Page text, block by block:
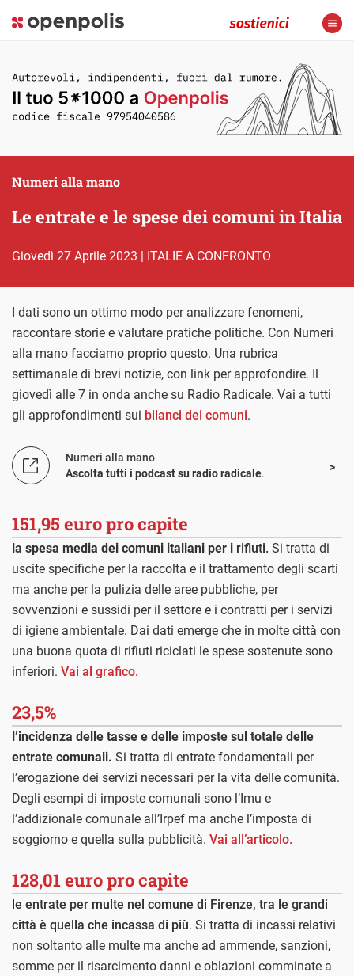
Le entrate e le spese dei comuni in Italia
Numeri alla mano
giovedì 27 Aprile 2023 | ITALIE A CONFRONTO
I dati sono un ottimo modo per analizzare fenomeni,
raccontare storie e valutare pratiche politiche. Con Numeri
alla mano facciamo proprio questo. Una rubrica
settimanale di brevi notizie, con link per approfondire. Il
giovedì alle 7 in onda anche su Radio Radicale. Vai a tutti
gli approfondimenti sui bilanci dei comuni.
Numeri alla mano
Ascolta tutti i podcast su radio radicale.
151,95 euro pro capite
la spesa media dei comuni italiani per i rifiuti. Si tratta di
uscite specifiche per la raccolta e il trattamento degli scarti
ma anche per la pulizia delle aree pubbliche, per
sovvenzioni e sussidi per il settore e i contratti per i servizi
di igiene ambientale. Dai dati emerge che in molte città con
una buona quota di rifiuti riciclati le spese sostenute sono
inferiori. Vai al grafico.
23,5%
l’incidenza delle tasse e delle imposte sul totale delle
entrate comunali. Si tratta di entrate fondamentali per
l’erogazione dei servizi necessari per la vita delle comunità.
Degli esempi di imposte comunali sono l’Imu e
l’addizionale comunale all’Irpef ma anche l’imposta di
soggiorno e quella sulla pubblicità. Vai all’articolo.
128,01 euro pro capite
le entrate per multe nel comune di Firenze, tra le grandi
città è quella che incassa di più. Si tratta di incassi relativi
non soltanto alle multe ma anche ad ammende, sanzioni,
somme per il risarcimento danni e oblazioni comminate a